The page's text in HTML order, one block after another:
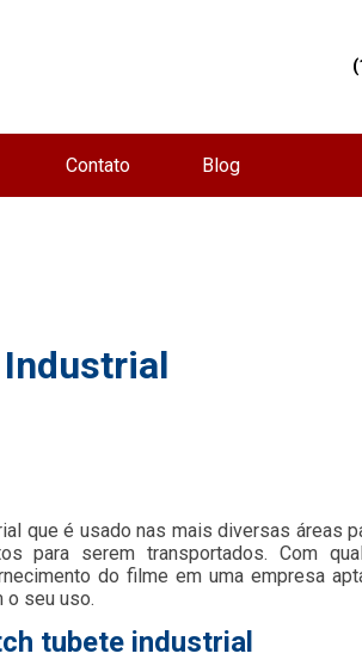
Contato Blog
que é usado nas mais diversas áreas
para serem transportados. Com
do filme em uma empresa
o seu uso.
tubete industrial